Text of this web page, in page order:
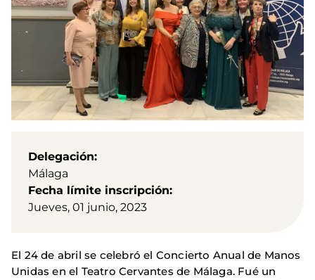
Delegación
Málaga
Fecha límite inscripción
Jueves, 01 junio, 2023
El 24 de abril se celebró el Concierto Anual de Manos
Unidas en el Teatro Cervantes de Málaga. Fué un